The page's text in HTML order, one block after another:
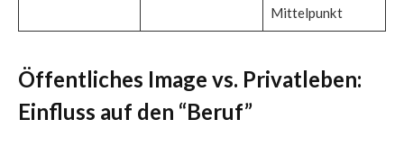
Mittelpunkt
Öffentliches Image vs. Privatleben:
Einfluss auf den “Beruf”